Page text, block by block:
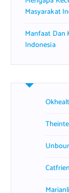
Masyarakat
Manfaat Dan
Indonesia